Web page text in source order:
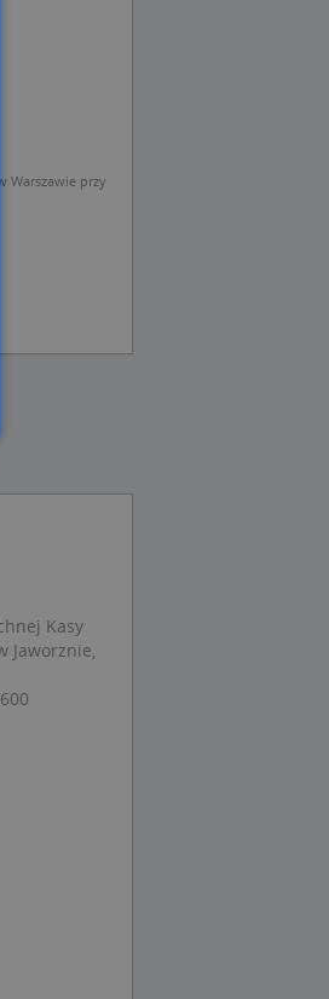
Warszawie przy
Kasy
Jaworznie,